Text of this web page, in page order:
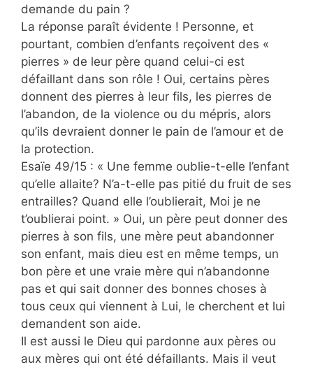
demande du pain ?
La réponse paraît évidente ! Personne, et
pourtant, combien d’enfants reçoivent des «
pierres » de leur père quand celui-ci est
défaillant dans son rôle ! Oui, certains pères
donnent des pierres à leur fils, les pierres de
l’abandon, de la violence ou du mépris, alors
qu’ils devraient donner le pain de l’amour et de
la protection.
Esaïe 49/15 : « Une femme oublie-t-elle l’enfant
qu’elle allaite? N’a-t-elle pas pitié du fruit de ses
entrailles? Quand elle l’oublierait, Moi je ne
t’oublierai point. » Oui, un père peut donner des
pierres à son fils, une mère peut abandonner
son enfant, mais dieu est en même temps, un
bon père et une vraie mère qui n’abandonne
pas et qui sait donner des bonnes choses à
tous ceux qui viennent à Lui, le cherchent et lui
demandent son aide.
Il est aussi le Dieu qui pardonne aux pères ou
aux mères qui ont été défaillants. Mais il veut